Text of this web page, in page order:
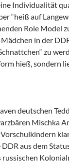
Individualität
“heiß auf
Role Model
in der
zu
hieß, sondern
deutschen
Mischka
aus dem